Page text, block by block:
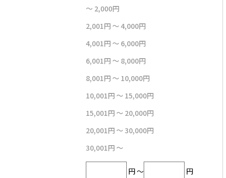
～ 2,000円
2,001円 ～ 4,000円
4,001円 ～ 6,000円
6,001円 ～ 8,000円
8,001円 ～ 10,000円
10,001円 ～ 15,000円
15,001円 ～ 20,000円
20,001円 ～ 30,000円
30,001円 ～
円 ～ 円